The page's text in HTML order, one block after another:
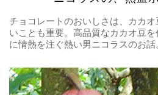
チョコレートのおいしさは、カカ
いことも重要。高品質なカカオ豆
に情熱を注ぐ熱い男ニコラスのお話